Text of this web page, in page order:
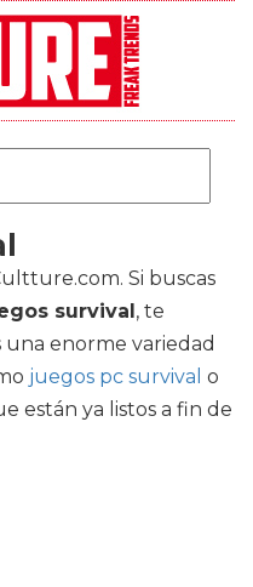
Si buscas
survival, te
enorme variedad
juegos pc survival o
están ya listos a fin de